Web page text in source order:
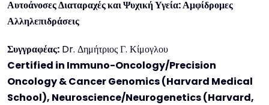
Αυτοάνοσες Διαταραχές και Ψυχική Υγεία: Αμφίδρομες
Αλληλεπιδράσεις
Συγγραφέας: Dr. Δημήτριος Γ. Κίμογλου
Certified in Immuno-Oncology/Precision
Oncology & Cancer Genomics (Harvard Medical
School), Neuroscience/Neurogenetics (Harvard,